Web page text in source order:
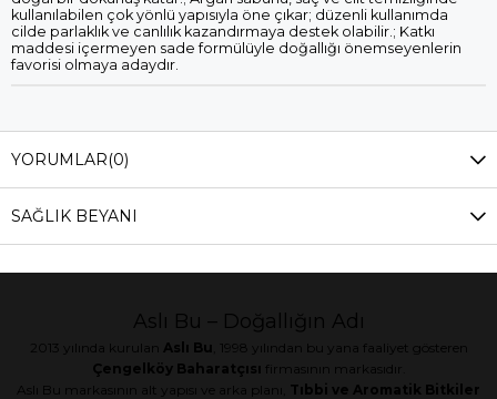
kullanılabilen çok yönlü yapısıyla öne çıkar; düzenli kullanımda
cilde parlaklık ve canlılık kazandırmaya destek olabilir.; Katkı
maddesi içermeyen sade formülüyle doğallığı önemseyenlerin
favorisi olmaya adaydır.
YORUMLAR(0)
SAĞLIK BEYANI
Aslı Bu – Doğallığın Adı
2013 yılında kurulan Aslı Bu , 1998 yılından bu yana faaliyet gösteren
Çengelköy Baharatçısı firmasının markasıdır.
Aslı Bu markasının alt yapısı ve arka planı, Tıbbi ve Aromatik Bitkiler